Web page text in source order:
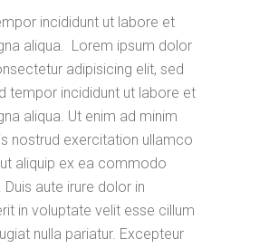
incididunt ut labore et
aliqua. Lorem ipsum dolor
adipisicing elit, sed
tempor incididunt ut labore et
aliqua. Ut enim ad minim
nostrud exercitation ullamco
aliquip ex ea commodo
aute irure dolor in
in voluptate velit esse cillum
nulla pariatur. Excepteur